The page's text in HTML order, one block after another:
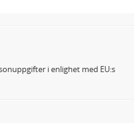
i enlighet med EU:s